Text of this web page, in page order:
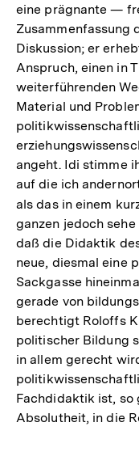
eine prägnante —
Zusammenfassung
Diskussion; er
Anspruch, einen in
weiterführenden
Material und
angeht. Idi stimme
auf die ich
als das in einem
ganzen jedoch
daß die Didaktik
neue, diesmal eine
Sackgasse
gerade von
berechtigt Roloffs
politischer Bildung
in allem gerecht
Fachdidaktik ist, so
Absolutheit, in die